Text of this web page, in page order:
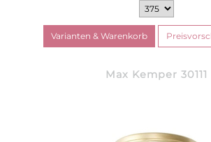
Max Kemper 30111